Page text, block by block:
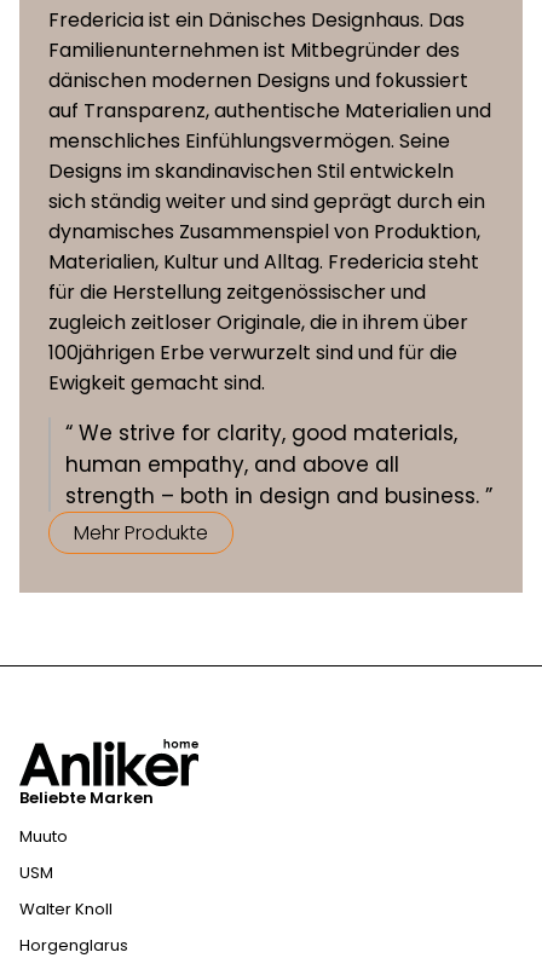
Sitzhöhe 45,5 cm
Fredericia ist ein Dänisches Designhaus. Das
Familienunternehmen ist Mitbegründer des
dänischen modernen Designs und fokussiert
auf Transparenz, authentische Materialien und
menschliches Einfühlungsvermögen. Seine
Designs im skandinavischen Stil entwickeln
sich ständig weiter und sind geprägt durch ein
dynamisches Zusammenspiel von Produktion,
Materialien, Kultur und Alltag. Fredericia steht
für die Herstellung zeitgenössischer und
zugleich zeitloser Originale, die in ihrem über
100jährigen Erbe verwurzelt sind und für die
Ewigkeit gemacht sind.
“ We strive for clarity, good materials,
human empathy, and above all
strength – both in design and business. ”
Mehr Produkte
Beliebte Marken
Muuto
USM
Walter Knoll
Horgenglarus